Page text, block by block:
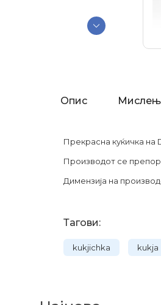
Опис
Прекрасна куќичка на
Производот се
Димензија на
Тагови:
kukjichka kukja